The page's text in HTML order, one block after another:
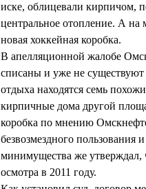
иске, облицевали кирпичом,
центральное отопление. А на
новая хоккейная коробка.
В апелляционной жалобе
списаны и уже не
отдыха находятся семь
кирпичные дома другой
коробка по мнению
безвозмездного
минимущества же утверждал,
осмотра в 2011 году.